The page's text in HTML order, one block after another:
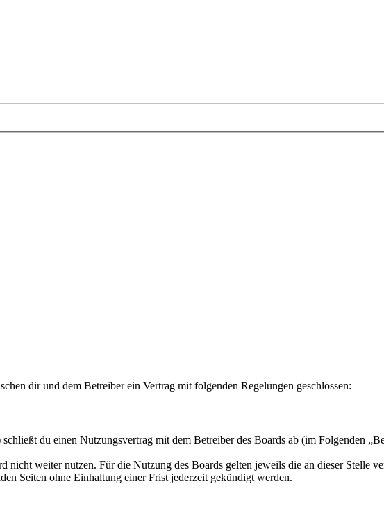
dir und dem Betreiber ein Vertrag mit folgenden Regelungen geschlossen:
du einen Nutzungsvertrag mit dem Betreiber des Boards ab (im Folgenden
nicht weiter nutzen. Für die Nutzung des Boards gelten jeweils die an dieser Stelle
Seiten ohne Einhaltung einer Frist jederzeit gekündigt werden.